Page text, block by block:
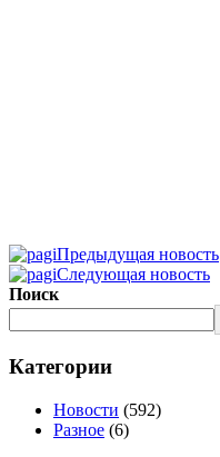
Предыдущая новость
Следующая новость
Поиск
Категории
Новости (592)
Разное (6)